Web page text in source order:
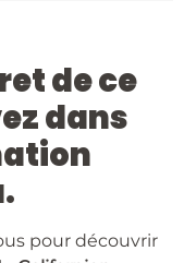
de ce
dans
pour découvrir